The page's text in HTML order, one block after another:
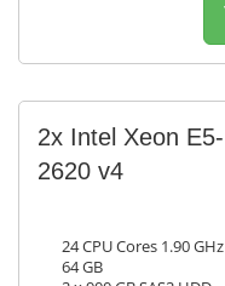
2x Intel Xeon E5-
2620 v4
24 CPU Cores 1.90 GHz
64 GB